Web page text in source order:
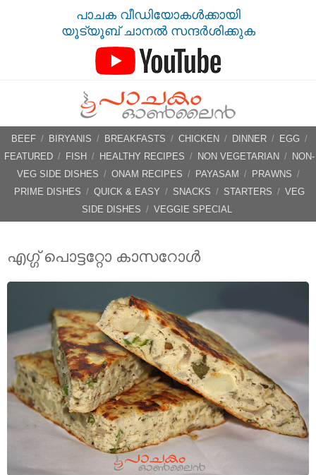
പാചക വീഡിയോകൾക്കായി
യൂട്യൂബ് ചാനൽ സന്ദർശിക്കുക
BEEF / BIRYANIS / BREAKFASTS / CHICKEN / DINNER / EGG /
FEATURED / FISH / HEALTHY RECIPES / NON VEGETARIAN / NON-
VEG SIDE DISHES / ONAM RECIPES / PAYASAM / PRAWNS /
PRIME DISHES / QUICK & EASY / SNACKS / STARTERS / VEG
SIDE DISHES / VEGGIE SPECIAL
എഗ്ഗ് പൊട്ടറ്റോ കാസറോള്‍